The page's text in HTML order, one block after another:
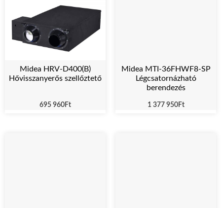
Midea HRV-D400(B)
Hővisszanyerős szellőztető
695 960Ft
Midea MTI-36FHWF8-SP
Légcsatornázható
berendezés
1 377 950Ft